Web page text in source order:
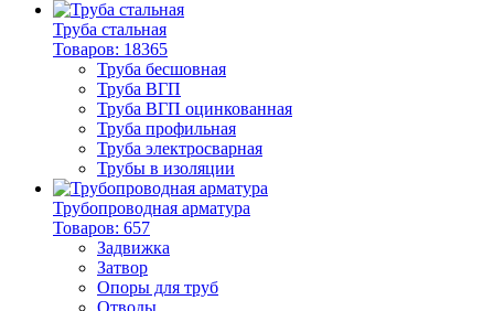
Труба стальная
Товаров: 18365
Труба бесшовная
Труба ВГП
Труба ВГП оцинкованная
Труба профильная
Труба электросварная
Трубы в изоляции
Трубопроводная арматура
Товаров: 657
Задвижка
Затвор
Опоры для труб
Отводы